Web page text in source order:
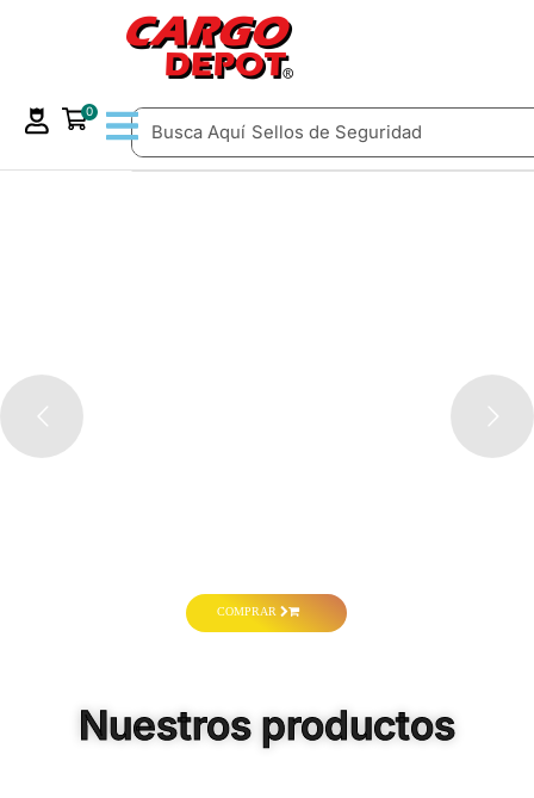
Busca Aquí Sellos de Seguridad
0
COMPRAR
Nuestros productos